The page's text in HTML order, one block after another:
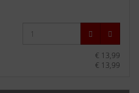
€ 13,99
€ 13,99